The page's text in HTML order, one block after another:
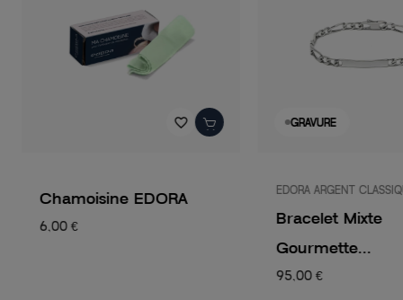
favorite_border
Chamoisine EDORA
6,00 €
GRAVURE
EDORA ARGENT
Bracelet Mixte
Gourmette...
95,00 €